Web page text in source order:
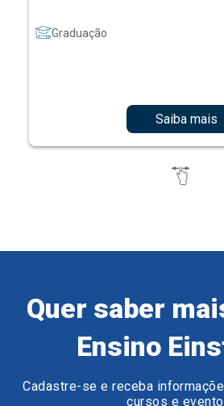
Graduação
Saiba mais
Quer saber
Ensino
Cadastre-se e receba
cursos e